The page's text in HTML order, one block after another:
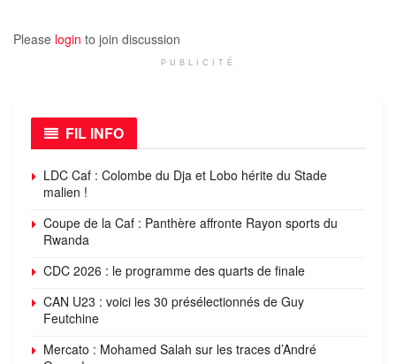
Please login to join discussion
PUBLICITÉ
FIL INFO
LDC Caf : Colombe du Dja et Lobo hérite du Stade
malien !
Coupe de la Caf : Panthère affronte Rayon sports du
Rwanda
CDC 2026 : le programme des quarts de finale
CAN U23 : voici les 30 présélectionnés de Guy
Feutchine
Mercato : Mohamed Salah sur les traces d’André